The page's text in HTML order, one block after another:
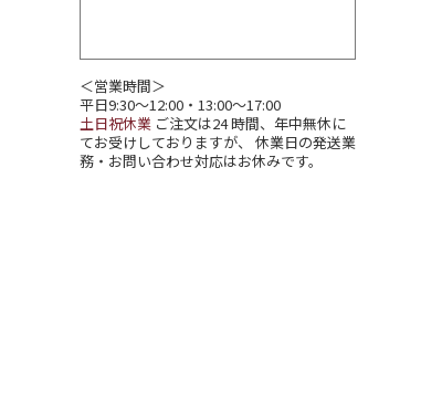
＜営業時間＞
平日9:30～12:00・13:00～17:00
土日祝休業 ご注文は24 時間、年中無休に
てお受けしておりますが、 休業日の発送業
務・お問い合わせ対応はお休みです。